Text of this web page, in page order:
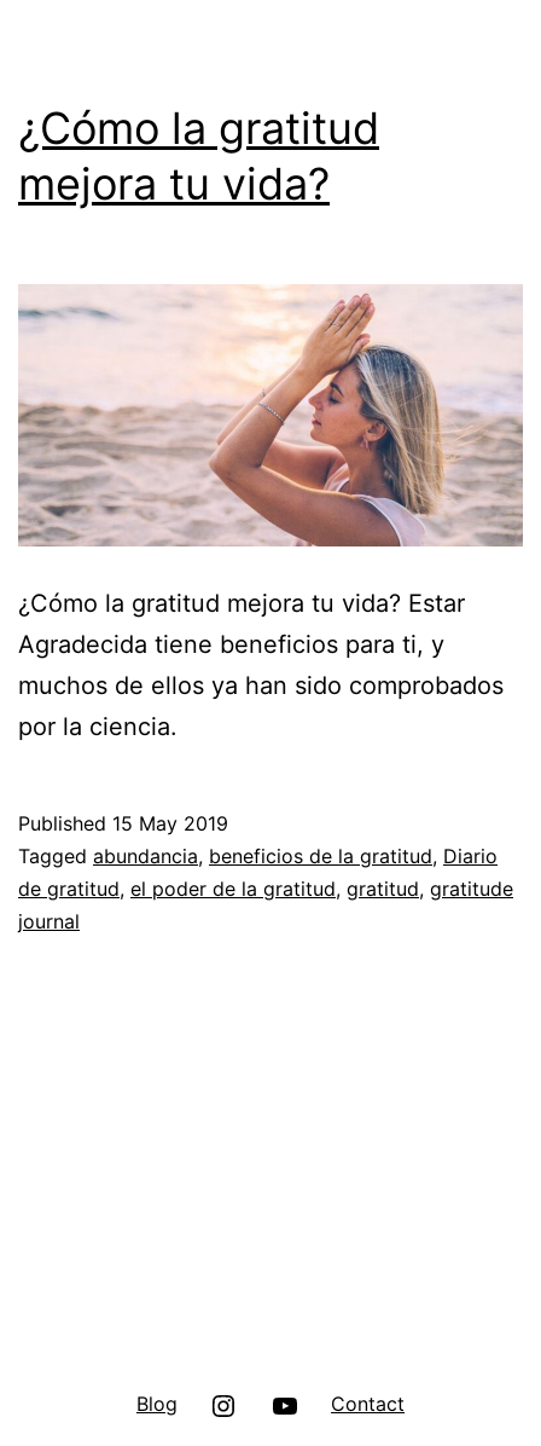
¿Cómo la gratitud
mejora tu vida?
¿Cómo la gratitud mejora tu vida? Estar
Agradecida tiene beneficios para ti, y
muchos de ellos ya han sido comprobados
por la ciencia.
Published 15 May 2019
Categorized
as
Espiritualidad
Tagged abundancia, beneficios de la gratitud, Diario
de gratitud, el poder de la gratitud, gratitud, gratitude
journal
Blog InstagramYoutube
Contact